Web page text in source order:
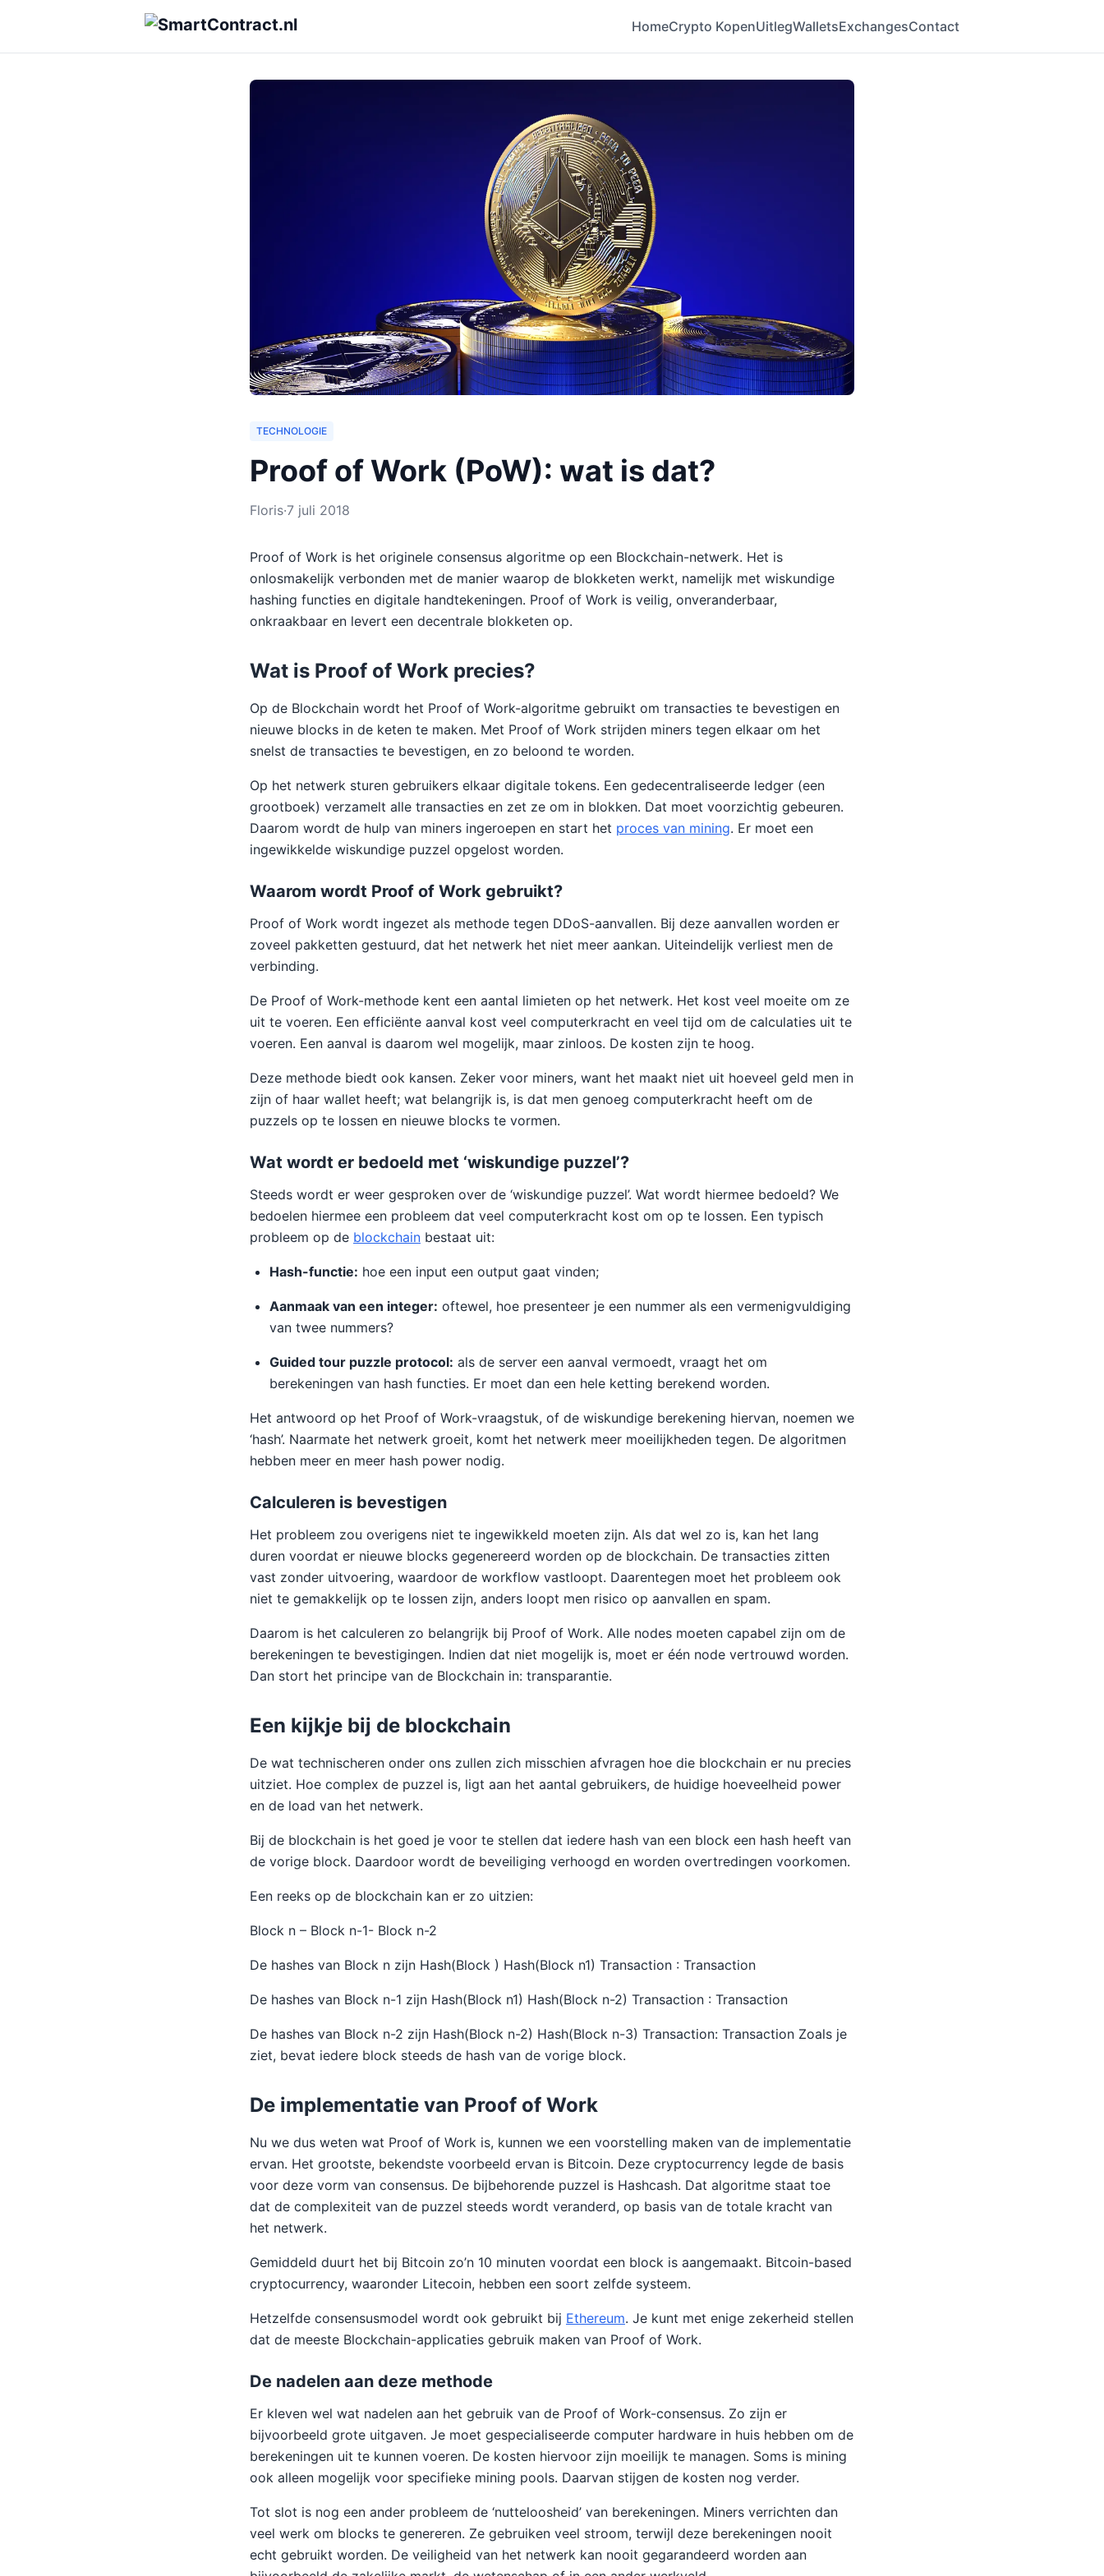
HomeCrypto KopenUitlegWalletsExchangesContact
TECHNOLOGIE
Proof of Work (PoW): wat is dat?
Floris·7 juli 2018
Proof of Work is het originele consensus algoritme op een Blockchain-netwerk. Het is
onlosmakelijk verbonden met de manier waarop de blokketen werkt, namelijk met wiskundige
hashing functies en digitale handtekeningen. Proof of Work is veilig, onveranderbaar,
onkraakbaar en levert een decentrale blokketen op.
Wat is Proof of Work precies?
Op de Blockchain wordt het Proof of Work-algoritme gebruikt om transacties te bevestigen en
nieuwe blocks in de keten te maken. Met Proof of Work strijden miners tegen elkaar om het
snelst de transacties te bevestigen, en zo beloond te worden.
Op het netwerk sturen gebruikers elkaar digitale tokens. Een gedecentraliseerde ledger (een
grootboek) verzamelt alle transacties en zet ze om in blokken. Dat moet voorzichtig gebeuren.
Daarom wordt de hulp van miners ingeroepen en start het proces van mining. Er moet een
ingewikkelde wiskundige puzzel opgelost worden.
Waarom wordt Proof of Work gebruikt?
Proof of Work wordt ingezet als methode tegen DDoS-aanvallen. Bij deze aanvallen worden er
zoveel pakketten gestuurd, dat het netwerk het niet meer aankan. Uiteindelijk verliest men de
verbinding.
De Proof of Work-methode kent een aantal limieten op het netwerk. Het kost veel moeite om ze
uit te voeren. Een efficiënte aanval kost veel computerkracht en veel tijd om de calculaties uit te
voeren. Een aanval is daarom wel mogelijk, maar zinloos. De kosten zijn te hoog.
Deze methode biedt ook kansen. Zeker voor miners, want het maakt niet uit hoeveel geld men in
zijn of haar wallet heeft; wat belangrijk is, is dat men genoeg computerkracht heeft om de
puzzels op te lossen en nieuwe blocks te vormen.
Wat wordt er bedoeld met ‘wiskundige puzzel’?
Steeds wordt er weer gesproken over de ‘wiskundige puzzel’. Wat wordt hiermee bedoeld? We
bedoelen hiermee een probleem dat veel computerkracht kost om op te lossen. Een typisch
probleem op de blockchain bestaat uit:
Hash-functie: hoe een input een output gaat vinden;
Aanmaak van een integer: oftewel, hoe presenteer je een nummer als een vermenigvuldiging
van twee nummers?
Guided tour puzzle protocol: als de server een aanval vermoedt, vraagt het om
berekeningen van hash functies. Er moet dan een hele ketting berekend worden.
Het antwoord op het Proof of Work-vraagstuk, of de wiskundige berekening hiervan, noemen we
‘hash’. Naarmate het netwerk groeit, komt het netwerk meer moeilijkheden tegen. De algoritmen
hebben meer en meer hash power nodig.
Calculeren is bevestigen
Het probleem zou overigens niet te ingewikkeld moeten zijn. Als dat wel zo is, kan het lang
duren voordat er nieuwe blocks gegenereerd worden op de blockchain. De transacties zitten
vast zonder uitvoering, waardoor de workflow vastloopt. Daarentegen moet het probleem ook
niet te gemakkelijk op te lossen zijn, anders loopt men risico op aanvallen en spam.
Daarom is het calculeren zo belangrijk bij Proof of Work. Alle nodes moeten capabel zijn om de
berekeningen te bevestigingen. Indien dat niet mogelijk is, moet er één node vertrouwd worden.
Dan stort het principe van de Blockchain in: transparantie.
Een kijkje bij de blockchain
De wat technischeren onder ons zullen zich misschien afvragen hoe die blockchain er nu precies
uitziet. Hoe complex de puzzel is, ligt aan het aantal gebruikers, de huidige hoeveelheid power
en de load van het netwerk.
Bij de blockchain is het goed je voor te stellen dat iedere hash van een block een hash heeft van
de vorige block. Daardoor wordt de beveiliging verhoogd en worden overtredingen voorkomen.
Een reeks op de blockchain kan er zo uitzien:
Block n – Block n-1- Block n-2
De hashes van Block n zijn Hash(Block ) Hash(Block n1) Transaction : Transaction
De hashes van Block n-1 zijn Hash(Block n1) Hash(Block n-2) Transaction : Transaction
De hashes van Block n-2 zijn Hash(Block n-2) Hash(Block n-3) Transaction: Transaction Zoals je
ziet, bevat iedere block steeds de hash van de vorige block.
De implementatie van Proof of Work
Nu we dus weten wat Proof of Work is, kunnen we een voorstelling maken van de implementatie
ervan. Het grootste, bekendste voorbeeld ervan is Bitcoin. Deze cryptocurrency legde de basis
voor deze vorm van consensus. De bijbehorende puzzel is Hashcash. Dat algoritme staat toe
dat de complexiteit van de puzzel steeds wordt veranderd, op basis van de totale kracht van
het netwerk.
Gemiddeld duurt het bij Bitcoin zo’n 10 minuten voordat een block is aangemaakt. Bitcoin-based
cryptocurrency, waaronder Litecoin, hebben een soort zelfde systeem.
Hetzelfde consensusmodel wordt ook gebruikt bij Ethereum. Je kunt met enige zekerheid stellen
dat de meeste Blockchain-applicaties gebruik maken van Proof of Work.
De nadelen aan deze methode
Er kleven wel wat nadelen aan het gebruik van de Proof of Work-consensus. Zo zijn er
bijvoorbeeld grote uitgaven. Je moet gespecialiseerde computer hardware in huis hebben om de
berekeningen uit te kunnen voeren. De kosten hiervoor zijn moeilijk te managen. Soms is mining
ook alleen mogelijk voor specifieke mining pools. Daarvan stijgen de kosten nog verder.
Tot slot is nog een ander probleem de ‘nutteloosheid’ van berekeningen. Miners verrichten dan
veel werk om blocks te genereren. Ze gebruiken veel stroom, terwijl deze berekeningen nooit
echt gebruikt worden. De veiligheid van het netwerk kan nooit gegarandeerd worden aan